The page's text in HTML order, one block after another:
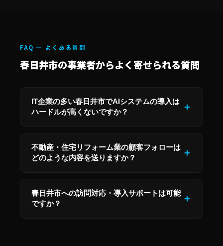
FAQ — よくある質問
春日井市の事業者からよく寄せられる質問
IT企業の多い春日井市でAIシステムの導入は
ハードルが高くないですか？
不動産・住宅リフォーム業の顧客フォローは
どのような内容を送りますか？
春日井市への訪問対応・導入サポートは可能
ですか？